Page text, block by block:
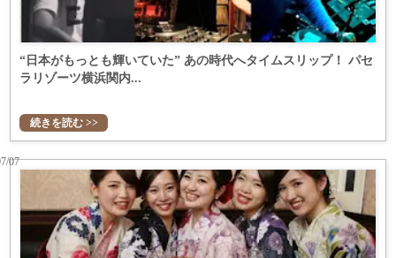
“日本がもっとも輝いていた” あの時代へタイムスリップ！ パセ
ラリゾーツ横浜関内...
続きを読む >>
07